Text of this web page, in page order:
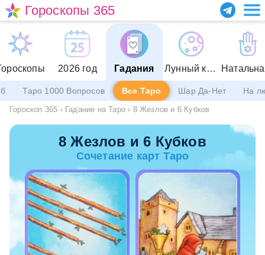
Гороскопы 365
2026 год Гадания Лунный календарь
Таро 1000 Вопросов Все Таро Шар Да-Нет На
Гороскоп 365 › Гадание на Таро › 8 Жезлов и 6 Кубков
8 Жезлов и 6 Кубков
Сочетание карт Таро